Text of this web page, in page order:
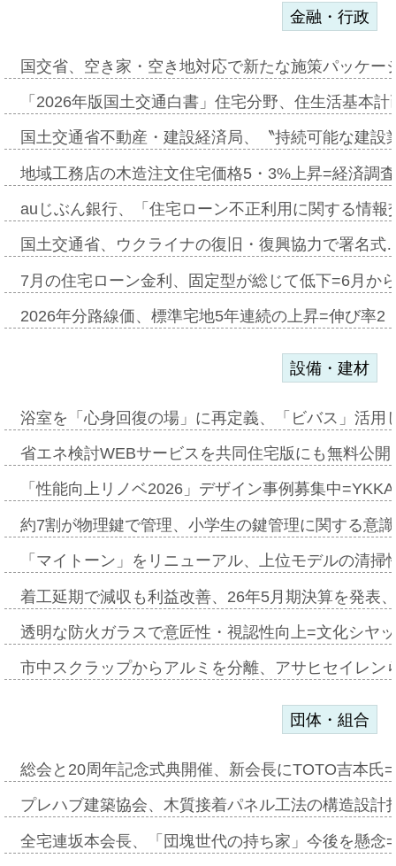
金融・行政
国交省、空き家・空き地対応で新たな施策パッケ
「2026年版国土交通白書」住宅分野、住生活基本
国土交通省不動産・建設経済局、〝持続可能な建
地域工務店の木造注文住宅価格5・3%上昇=経済調
auじぶん銀行、「住宅ローン不正利用に関する情
国土交通省、ウクライナの復旧・復興協力で署名
7月の住宅ローン金利、固定型が総じて低下=6月か
2026年分路線価、標準宅地5年連続の上昇=伸び率
設備・建材
浴室を「心身回復の場」に再定義、「ビバス」活
省エネ検討WEBサービスを共同住宅版にも無料公
「性能向上リノベ2026」デザイン事例募集中
約7割が物理鍵で管理、小学生の鍵管理に関する意
「マイトーン」をリニューアル、上位モデルの清
着工延期で減収も利益改善、26年5月期決算を発表
透明な防火ガラスで意匠性・視認性向上=文化シヤ
市中スクラップからアルミを分離、アサヒセイレ
団体・組合
総会と20周年記念式典開催、新会長にTOTO吉本氏
プレハブ建築協会、木質接着パネル工法の構造設
全宅連坂本会長、「団塊世代の持ち家」今後を懸